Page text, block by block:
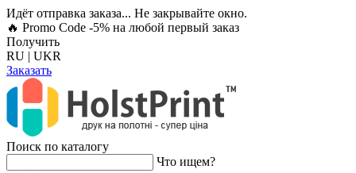
Идёт отправка заказа... Не закрывайте окно.
🔥 Promo Code -5% на любой первый заказ
Получить
RU | UKR
Заказать
Поиск по каталогу
Что ищем?